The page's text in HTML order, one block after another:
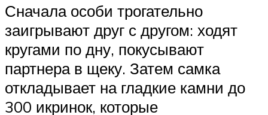
Сначала особи трогательно
заигрывают друг с другом: ходят
кругами по дну, покусывают
партнера в щеку. Затем самка
откладывает на гладкие камни до
300 икринок, которые